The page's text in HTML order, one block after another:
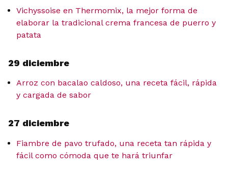
Vichyssoise en Thermomix, la mejor forma de
elaborar la tradicional crema francesa de puerro y
patata
29 diciembre
Arroz con bacalao caldoso, una receta fácil, rápida
y cargada de sabor
27 diciembre
Fiambre de pavo trufado, una receta tan rápida y
fácil como cómoda que te hará triunfar